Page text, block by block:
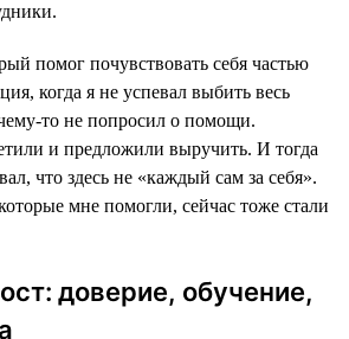
помог почувствовать себя частью
когда я не успевал выбить весь
то не попросил о помощи.
и предложили выручить. И тогда
что здесь не «каждый сам за себя».
мне помогли, сейчас тоже стали
доверие, обучение,